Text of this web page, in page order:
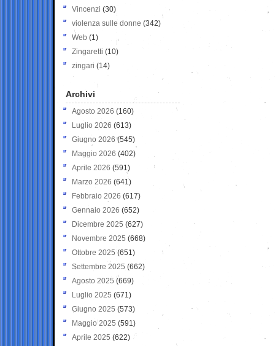
Vincenzi (30)
violenza sulle donne (342)
Web (1)
Zingaretti (10)
zingari (14)
Archivi
Agosto 2026 (160)
Luglio 2026 (613)
Giugno 2026 (545)
Maggio 2026 (402)
Aprile 2026 (591)
Marzo 2026 (641)
Febbraio 2026 (617)
Gennaio 2026 (652)
Dicembre 2025 (627)
Novembre 2025 (668)
Ottobre 2025 (651)
Settembre 2025 (662)
Agosto 2025 (669)
Luglio 2025 (671)
Giugno 2025 (573)
Maggio 2025 (591)
Aprile 2025 (622)